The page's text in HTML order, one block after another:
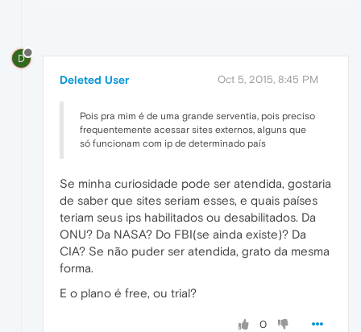
D
Deleted User Oct 5, 2015, 8:45 PM
Pois pra mim é de uma grande serventia, pois preciso
frequentemente acessar sites externos, alguns que
só funcionam com ip de determinado país
Se minha curiosidade pode ser atendida, gostaria
de saber que sites seriam esses, e quais países
teriam seus ips habilitados ou desabilitados. Da
ONU? Da NASA? Do FBI(se ainda existe)? Da
CIA? Se não puder ser atendida, grato da mesma
forma.
E o plano é free, ou trial?
0